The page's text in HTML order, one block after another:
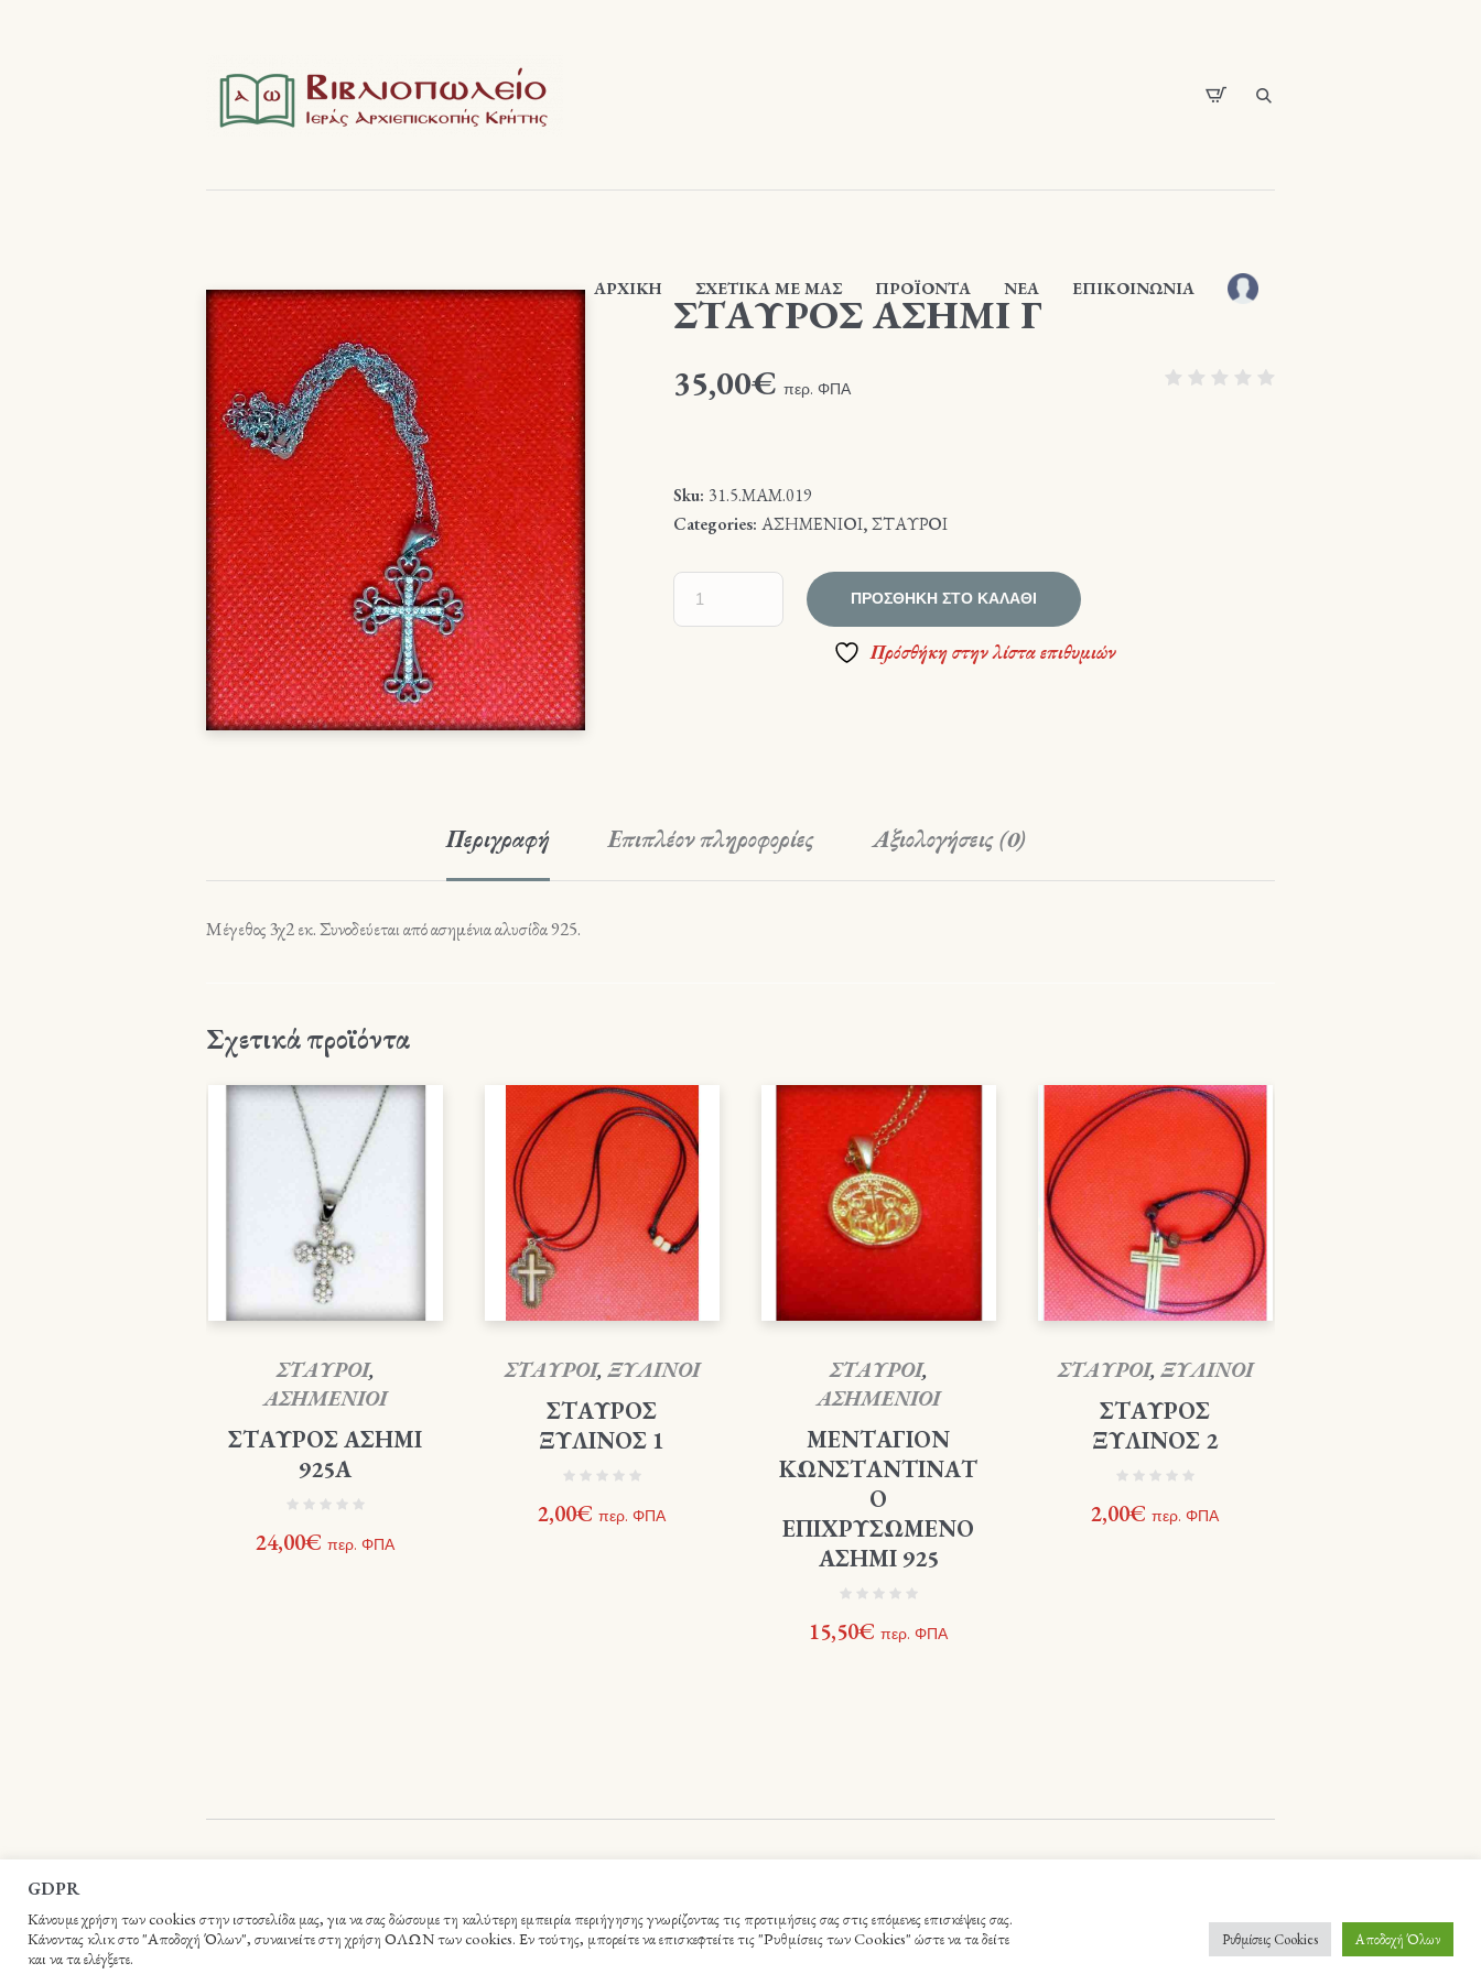
ΑΡΧΙΚΉ ΣΧΕΤΙΚΆ ΜΕ ΜΑΣ ΠΡΟΪΟΝΤΑ ΝΕΑ ΕΠΙΚΟΙΝΩΝΙΑ
ΣΤΑΥΡΟΣ ΑΣΗΜΙ Γ
35,00€ περ. ΦΠΑ
Sku: 31.5.ΜΑΜ.019
Categories:ΑΣΗΜΕΝΙΟΙ,ΣΤΑΥΡΟΙ
ΠΡΟΣΘΉΚΗ ΣΤΟ ΚΑΛΆΘΙ
Πρόσθήκη στην λίστα επιθυμιών
Περιγραφή Επιπλέον πληροφορίες Αξιολογήσεις (0)
Μέγεθος 3χ2 εκ. Συνοδεύεται από ασημένια αλυσίδα 925.
Σχετικά προϊόντα
ΣΤΑΥΡΟΙ,
ΑΣΗΜΕΝΙΟΙ
ΣΤΑΥΡΟΣ ΑΣΗΜΙ
925Α
24,00€ περ. ΦΠΑ
ΣΤΑΥΡΟΙ,ΞΥΛΙΝΟΙ
ΣΤΑΥΡΟΣ
ΞΥΛΙΝΟΣ 1
2,00€ περ. ΦΠΑ
ΣΤΑΥΡΟΙ,
ΑΣΗΜΕΝΙΟΙ
ΜΕΝΤΑΓΙΟΝ
ΚΩΝΣΤΑΝΤΙΝΑΤ
Ο
ΕΠΙΧΡΥΣΩΜΕΝΟ
ΑΣΗΜΙ 925
15,50€ περ. ΦΠΑ
ΣΤΑΥΡΟΙ,ΞΥΛΙΝΟΙ
ΣΤΑΥΡΟΣ
ΞΥΛΙΝΟΣ 2
2,00€ περ. ΦΠΑ
GDPR
Κάνουμε χρήση των cookies στην ιστοσελίδα μας, για να σας δώσουμε τη καλύτερη εμπειρία περιήγησης γνωρίζοντας τις προτιμήσεις σας στις επόμενες επισκέψεις σας.
Κάνοντας κλικ στο "Αποδοχή Όλων", συναινείτε στη χρήση ΟΛΩΝ των cookies. Εν τούτης, μπορείτε να επισκεφτείτε τις "Ρυθμίσεις των Cookies" ώστε να τα δείτε
και να τα ελέγξετε.
Ρυθμίσεις Cookies Αποδοχή Όλων